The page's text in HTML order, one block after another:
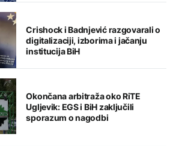
Crishock i Badnjević razgovarali o
digitalizaciji, izborima i jačanju
institucija BiH
Okončana arbitraža oko RiTE
Ugljevik: EGS i BiH zaključili
sporazum o nagodbi